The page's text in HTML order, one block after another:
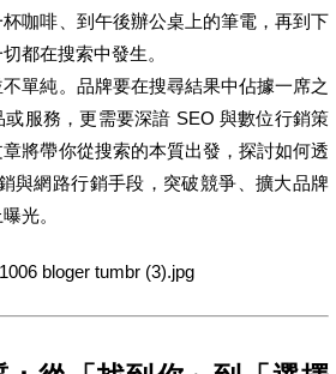
咖啡、到午後辦公桌上的筆電，再到下
都在搜索中發生。
單純。品牌要在搜尋結果中佔據一席之
服務，更需要深諳 SEO 與數位行銷策
將帶你從搜索的本質出發，探討如何透
與網路行銷手段，突破競爭、擴大品牌
光。